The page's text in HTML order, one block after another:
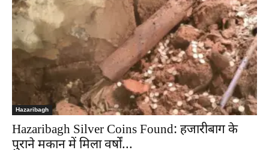
Hazaribagh
Hazaribagh Silver Coins Found: हजारीबाग के
पुराने मकान में मिला वर्षों...